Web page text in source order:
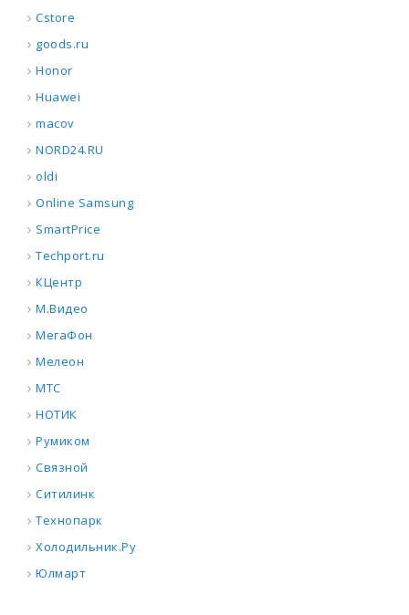
Cstore
goods.ru
Honor
Huawei
macov
NORD24.RU
oldi
Online Samsung
SmartPrice
Techport.ru
КЦентр
М.Видео
МегаФон
Мелеон
МТС
НОТИК
Румиком
Связной
Ситилинк
Технопарк
Холодильник.Ру
Юлмарт